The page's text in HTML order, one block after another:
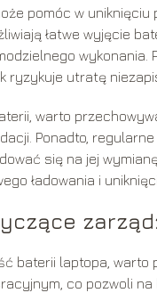
pomóc w uniknięciu
łatwe wyjęcie
ryzykuje utratę
warto
Ponadto,
się na jej
ładowania i
baterii laptopa,
co pozwoli